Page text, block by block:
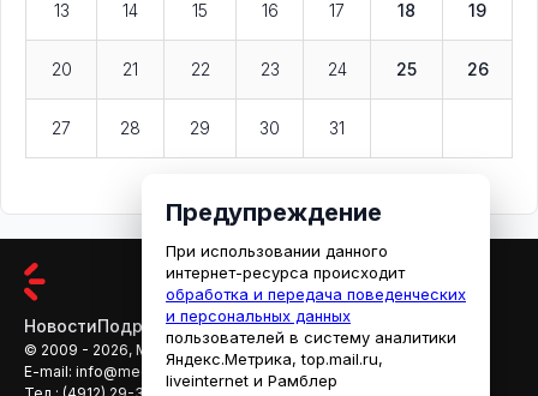
13 14 15 16 17 18 19
20 21 22 23 24 25 26
27 28 29 30 31
НовостиПодробностиАфишаКино
© 2009 - 2026, МЕДИАРЯЗАНЬ
E-mail: info@mediaryazan.ru
reklama@mediaryazan.ru
Предупреждение
При использовании данного
интернет-ресурса происходит
обработка и передача поведенческих
и персональных данных
пользователей в систему аналитики
Яндекс.Метрика, top.mail.ru,
liveinternet и Рамблер